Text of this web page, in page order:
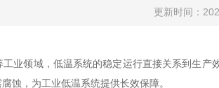
更新时间：
领域，低温系统的稳定运行直接关系到生产效
蚀，为工业低温系统提供长效保障。